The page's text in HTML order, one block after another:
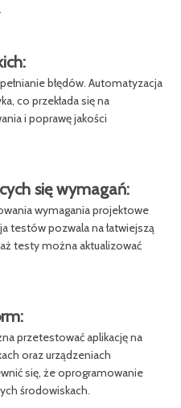
błędów. Automatyzacja
co przekłada się na
i poprawę jakości
się wymagań:
wymagania projektowe
testów pozwala na łatwiejszą
testy można aktualizować
przetestować aplikację na
oraz urządzeniach
się, że oprogramowanie
środowiskach.